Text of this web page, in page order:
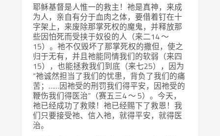
耶稣基督是人惟一的救主！祂是真神，来成
为人，亲自有分于血肉之体，要借着钉在十
字架上，来废除那掌死权的魔鬼，并释放那
些因怕死而受挟于奴役的人（来二14 ～
15）。祂不仅毁坏了那掌死权的撒但，使之
归于无有，并且祂能同情我们的软弱（来四
15），也能拯救我们到底（来七25），因为
“祂诚然担当了我们的忧患，背负了我们的痛
苦；……因祂受的刑罚我们得平安，因祂受的
鞭伤我们得医治”（赛五三4 ～ 5）。今天，
祂已经成功了救赎！祂已经赐下了救恩！我
们只要接受祂、信入祂，就得平安，就得医
治。